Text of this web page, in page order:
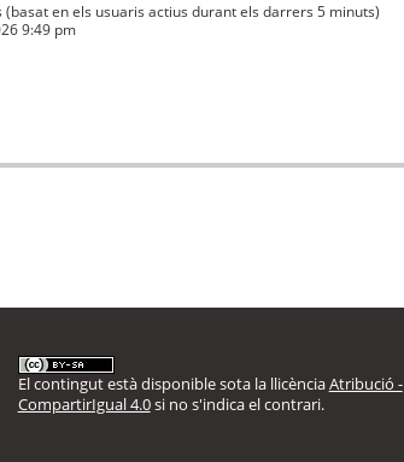
en els usuaris actius durant els darrers 5 minuts)
9:49 pm
El contingut està disponible sota la llicènciaAtribució -
CompartirIgual 4.0si no s'indica el contrari.